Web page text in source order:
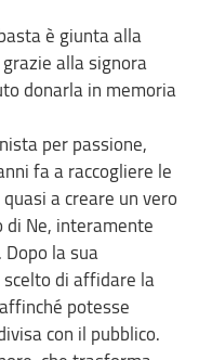
è giunta alla
alla signora
donarla in memoria
per passione,
fa a raccogliere le
a creare un vero
di Ne, interamente
la sua
scelto di affidare la
potesse
con il pubblico.